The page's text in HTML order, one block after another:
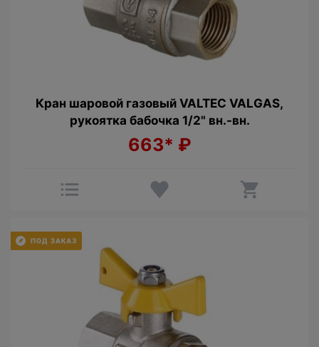
Кран шаровой газовый VALTEC VALGAS,
рукоятка бабочка 1/2" вн.-вн.
663* ₽